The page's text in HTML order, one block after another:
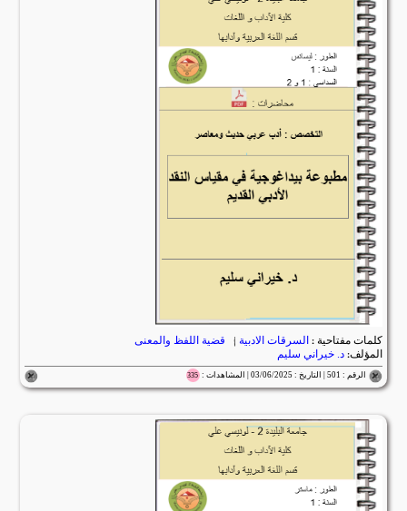
كلمات مفتاحية : السرقات الادبية | قضية اللفظ والمعنى
المؤلف:د. خيراني سليم
الرقم : 501 | التاريخ : 03/06/2025 | المشاهدات : 335